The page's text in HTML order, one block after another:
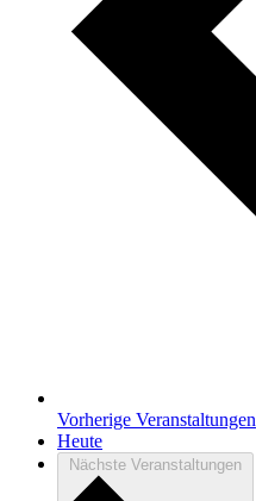
Vorherige Veranstaltungen
Heute
Nächste Veranstaltungen